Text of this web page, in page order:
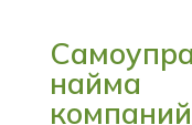
найма
компаний